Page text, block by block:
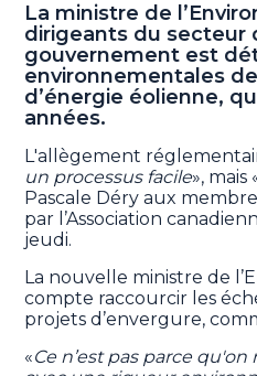
La ministre de
dirigeants du secteur
gouvernement est
environnementales
d’énergie éolienne,
années.
L'allègement
un processus facile», mais
Pascale Déry aux
par l’Association
jeudi.
La nouvelle ministre de
compte raccourcir les
projets d’envergure,
«Ce n’est pas parce